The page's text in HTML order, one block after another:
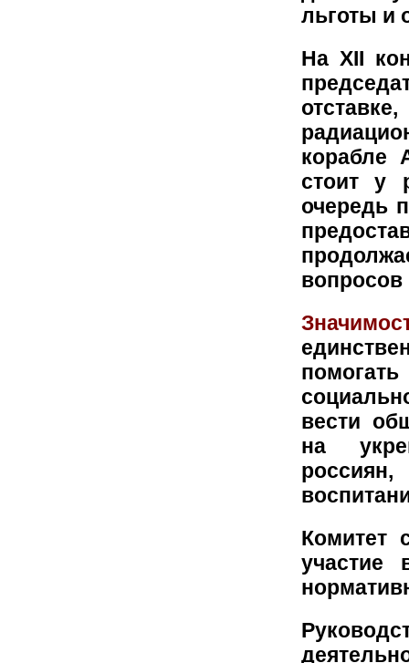
льготы и
На XII
корабле
стоит у
очередь
вопросов
помогать
вести
на
Комитет
участие